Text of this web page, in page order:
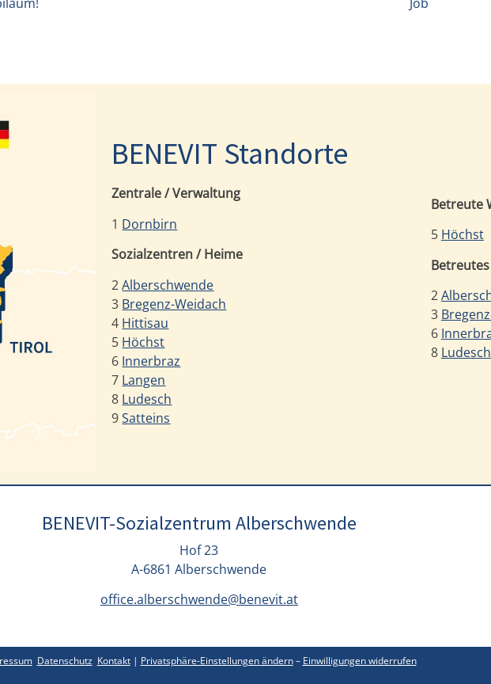
BENEVIT Standorte
Zentrale / Verwaltung
1 Dornbirn
Sozialzentren / Heime
2Alberschwende
3 Bregenz-Weidach
4 Hittisau
5 Höchst
6 Innerbraz
7 Langen
8 Ludesch
9Satteins
Betreute
5 Höchst
2
3
6
8 Ludesch
BENEVIT-Sozialzentrum Alberschwende
Hof 23
A-6861 Alberschwende
office.alberschwende@benevit.at
Datenschutz Kontakt| Privatsphäre-Einstellungen ändern– Einwilligungen widerrufen